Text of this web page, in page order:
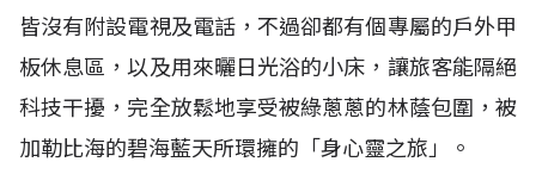
皆沒有附設電視及電話，不過卻都有個專屬的戶外甲
板休息區，以及用來曬日光浴的小床，讓旅客能隔絕
科技干擾，完全放鬆地享受被綠蔥蔥的林蔭包圍，被
加勒比海的碧海藍天所環擁的「身心靈之旅」。